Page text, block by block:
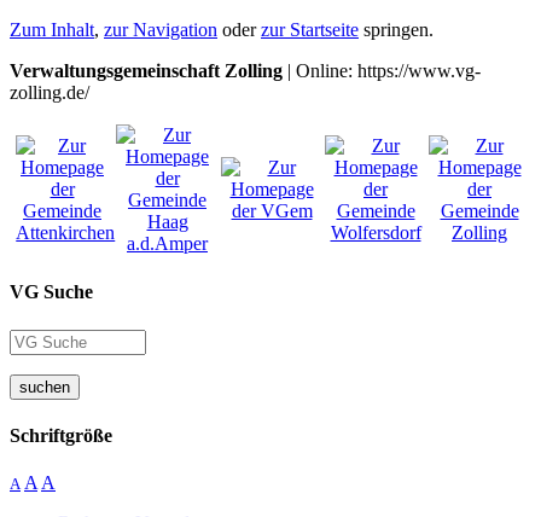
Zum Inhalt, zur Navigation oderzur Startseite springen.
Verwaltungsgemeinschaft Zolling | Online: https://www.vg-
zolling.de/
VG Suche
suchen
Schriftgröße
A A A